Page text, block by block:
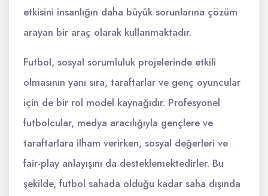
etkisini insanlığın daha büyük sorunlarına çözüm
arayan bir araç olarak kullanmaktadır.
Futbol, sosyal sorumluluk projelerinde etkili
olmasının yanı sıra, taraftarlar ve genç oyuncular
için de bir rol model kaynağıdır. Profesyonel
futbolcular, medya aracılığıyla gençlere ve
taraftarlara ilham verirken, sosyal değerleri ve
fair-play anlayışını da desteklemektedirler. Bu
şekilde, futbol sahada olduğu kadar saha dışında